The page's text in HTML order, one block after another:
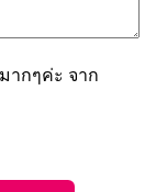
ากๆค่ะ จาก